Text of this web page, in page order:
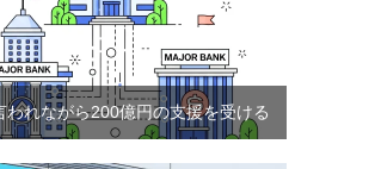
われながら200億円の支援を受ける